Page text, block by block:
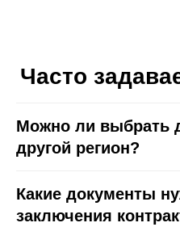
Часто
Можно ли выбрать
другой регион?
Какие документы
заключения